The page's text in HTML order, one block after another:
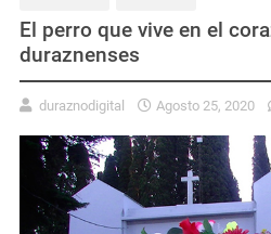
El perro que vive en el
duraznenses
duraznodigital Agosto 25, 2020